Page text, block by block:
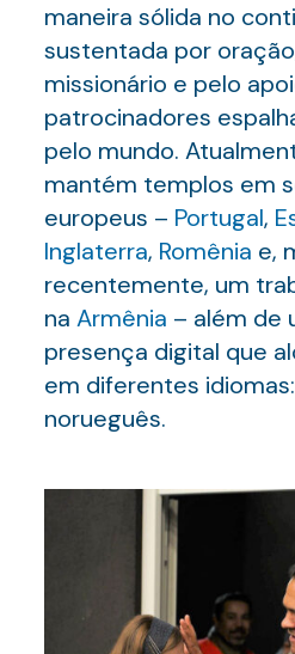
maneira sólida no
sustentada por
missionário e pelo
patrocinadores
pelo mundo.
mantém templos em
europeus – Portugal,
Inglaterra, Romênia e,
recentemente, um
na Armênia – além de
presença digital que
em diferentes
norueguês.